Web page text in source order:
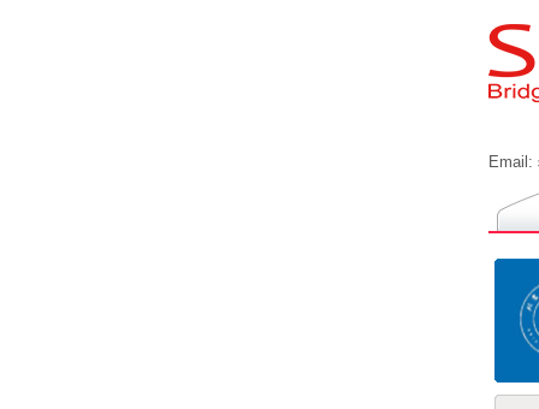
Email: